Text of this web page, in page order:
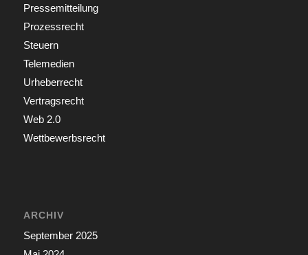
Pressemitteilung
Prozessrecht
Steuern
Telemedien
Urheberrecht
Vertragsrecht
Web 2.0
Wettbewerbsrecht
ARCHIV
September 2025